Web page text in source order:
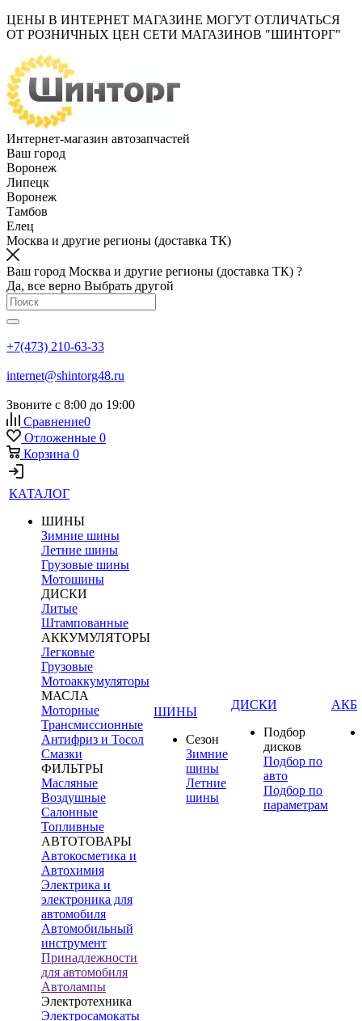
ЦЕНЫ В ИНТЕРНЕТ МАГАЗИНЕ МОГУТ ОТЛИЧАТЬСЯ
ОТ РОЗНИЧНЫХ ЦЕН СЕТИ МАГАЗИНОВ "ШИНТОРГ"
Интернет-магазин автозапчастей
Ваш город
Воронеж
Липецк
Воронеж
Тамбов
Елец
Москва и другие регионы (доставка ТК)
Ваш город Москва и другие регионы (доставка ТК) ?
Да, все верно Выбрать другой
+7(473) 210-63-33
internet@shintorg48.ru
Звоните с 8:00 до 19:00
Сравнение0
Отложенные 0
Корзина 0
КАТАЛОГ
ШИНЫ
Зимние шины
Летние шины
Грузовые шины
Мотошины
ДИСКИ
Литые
Штампованные
АККУМУЛЯТОРЫ
Легковые
Грузовые
Мотоаккумуляторы
МАСЛА
Моторные
Трансмиссионные
Антифриз и Тосол
Смазки
ФИЛЬТРЫ
Масляные
Воздушные
Салонные
Топливные
АВТОТОВАРЫ
Автокосметика и
Автохимия
Электрика и
электроника для
автомобиля
Автомобильный
инструмент
Принадлежности
для автомобиля
Автолампы
Электротехника
Электросамокаты
ШИНЫ
Сезон
Зимние
шины
Летние
шины
ДИСКИ
Подбор
дисков
Подбор по
авто
Подбор по
параметрам
АКБ